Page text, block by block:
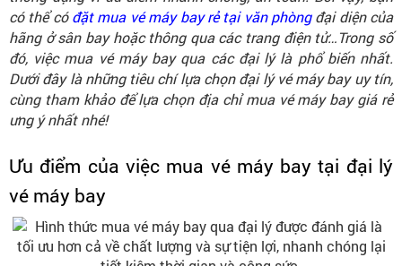
có thể cóđặt mua vé máy bay rẻ tại văn phòngđại diện của
hãng ở sân bay hoặc thông qua các trang điện tử…Trong số
đó, việc mua vé máy bay qua các đại lý là phổ biến nhất.
Dưới đây là những tiêu chí lựa chọn đại lý vé máy bay uy tín,
cùng tham khảo để lựa chọn địa chỉ mua vé máy bay giá rẻ
ưng ý nhất nhé!
Ưu điểm của việc mua vé máy bay tại đại lý
vé máy bay